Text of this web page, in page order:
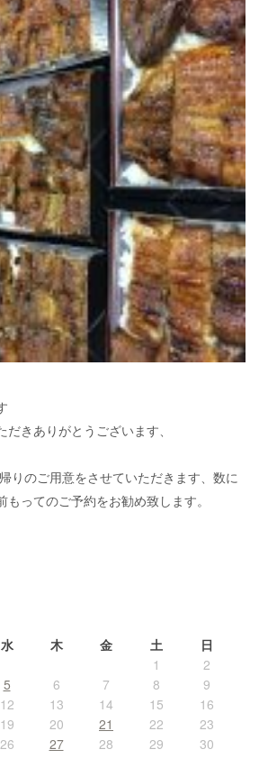
きありがとうございます、
りのご用意をさせていただきます、数に
ってのご予約をお勧め致します。
水 木 金 土
日
1
2
5 6 7 8
9
12 13 14 15
16
19 20 21 22
23
26 27 28 29
30